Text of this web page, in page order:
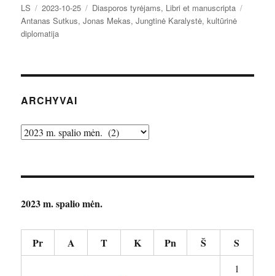
Autorius
LS Paskelbta
2023-10-25 Kategorijos
Diasporos tyrėjams, Libri et manuscripta
Antanas Sutkus,Jonas Mekas,Jungtinė Karalystė,kultūrinė
diplomatija
ARCHYVAI
Archyvai
2023 m. spalio mėn.
Pr A T K Pn Š S
1